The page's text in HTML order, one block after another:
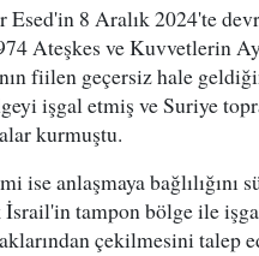
Esed'in 8 Aralık 2024'te
Ateşkes ve Kuvvetlerin
fiilen geçersiz hale
işgal etmiş ve Suriye
kurmuştu.
ise anlaşmaya bağlılığını
İsrail'in tampon bölge ile
çekilmesini talep